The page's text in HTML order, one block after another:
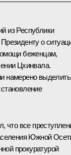
из Республики
о
беженцам,
Цхинвала.
намерено выделить
что все
Южной
прокуратурой